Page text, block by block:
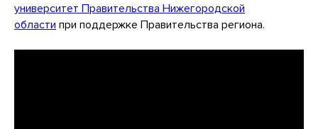
университет Правительства Нижегородской
области при поддержке Правительства региона.